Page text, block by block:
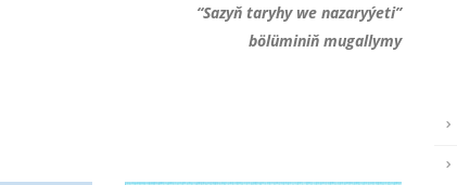
“Sazyň taryhy we nazaryýeti”
bölüminiň mugallymy